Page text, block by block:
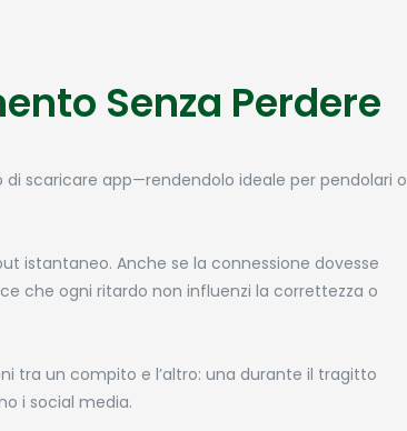
Senza Perdere
scaricare app—rendendolo ideale per pendolari o
istantaneo. Anche se la connessione dovesse
che ogni ritardo non influenzi la correttezza o
tra un compito e l’altro: una durante il tragitto
i social media.